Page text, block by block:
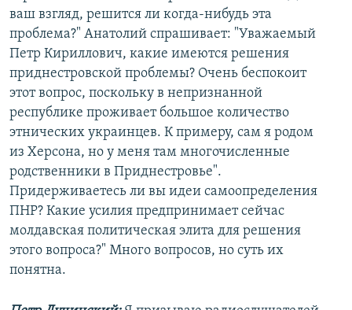
ваш взгляд, решится ли когда-нибудь эта
проблема?" Анатолий спрашивает: "Уважаемый
Петр Кириллович, какие имеются решения
приднестровской проблемы? Очень беспокоит
этот вопрос, поскольку в непризнанной
республике проживает большое количество
этнических украинцев. К примеру, сам я родом
из Херсона, но у меня там многочисленные
родственники в Приднестровье".
Придерживаетесь ли вы идеи самоопределения
ПНР? Какие усилия предпринимает сейчас
молдавская политическая элита для решения
этого вопроса?" Много вопросов, но суть их
понятна.